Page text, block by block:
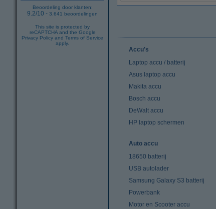
Beoordeling door klanten:
9.2/10 - 3.641 beoordelingen
This site is protected by
reCAPTCHA and the Google
Privacy Policy and Terms of Service
apply.
Accu's
Laptop accu / batterij
Asus laptop accu
Makita accu
Bosch accu
DeWalt accu
HP laptop schermen
Auto accu
18650 batterij
USB autolader
Samsung Galaxy S3 batterij
Powerbank
Motor en Scooter accu